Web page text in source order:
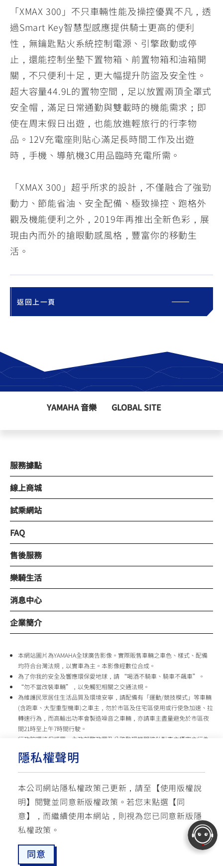
隱私權聲明
本公司網站隱私權政策己更新，請至【使用版權說
明】閱覽並同意新版權政策。 若您末點選【同
意】，而繼續使用本網站，則視為您已同意新版隱
私權政策。
同意
「XMAX 300」不只車輛性能及操控優異不凡，透
過Smart Key智慧型感應提供騎士更高的便利
性，無鑰匙點火系統控制電源、引擎啟動或停
止，還能控制坐墊下置物箱、前置物箱和油箱開
關，不只便利十足，更大幅提升防盜及安全性。
超大容量44.9L的置物空間，足以放置兩頂全罩式
安全帽，滿足日常通勤與雙載時的機能需求；即
使在周末假日出遊，也能放進輕旅行的行李物
品。12V充電座則貼心滿足長時間工作及出遊
時，手機、導航機3C用品臨時充電所需。
「XMAX 300」超乎所求的設計，不僅融合了強勁
動力、節能省油、安全配備、極致操控、跑格外
觀及機能便利之外，2019年再推出全新色彩，展
現由內而外的搶眼動感風格，豐富你的移動生
活。
返回上一頁
YAMAHA 音樂 GLOBAL SITE
服務據點
線上商城
試乘網站
FAQ
售後服務
樂騎生活
消息中心
企業簡介
本網站圖片為YAMAHA全球廣告影像。實際販售車輛之車色、樣式、配備
均符合台灣法規，以實車為主。本影像經數位合成。
為了你我的安全及響應環保愛地球，請 “喝酒不騎車、騎車不飆車”。
“勿不當改裝車輛”，以免觸犯相關之交通法規。
為維護民眾居住生活品質及環境安寧，請配備有「運動/競技模式」等車輛
(含跑車、大型重型機車)之車主，勿於市區及住宅區使用或行使急加速、拉
轉速行為，而高輸出功率會製造噪音之車輛，亦請車主盡量避免於市區夜
間21時至上午7時間行駛。
行政院環境保護署、內政部警政署及公路監理機關將針對車主擾寧之行為
台灣山葉機車 關心您
使用版權說明 隱私權政策 交通安全入口網
☏ 免付費客服專線: 0800-631-680 ✉ 聯繫客服
每週一 ~ 五 08:00~12:10 / 13:00~16:40(國定假日與公司假日除外)
© YAMAHA MOTOR TAIWAN CO., LTD. All Rights Reserved.